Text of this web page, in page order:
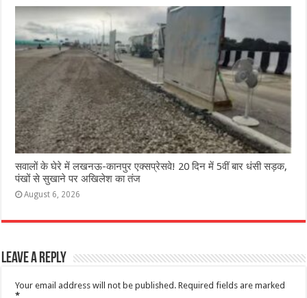
सवालों के घेरे में लखनऊ-कानपुर एक्सप्रेसवे! 20 दिन में 5वीं बार धंसी सड़क,
पंखों से सुखाने पर अखिलेश का तंज
August 6, 2026
Leave a Reply
Your email address will not be published. Required fields are marked
*